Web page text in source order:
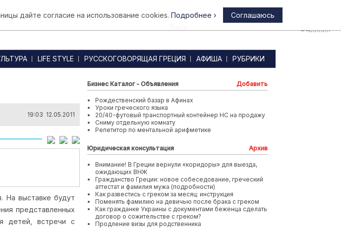
Афины
LIFE STYLE РУССКОГОВОРЯЩАЯ ГРЕЦИЯ АФИША РУБРИКИ
19:03 12.05.2011
На выставке будут
представленных
детей, встречи с
Бизнес Каталог - Объявления Добавить
Рождественский базар в Афинах
Уроки греческого языка
20/40-футовый транспортный контейнер HC на продажу
Сниму отдельную комнату
Репетитор по ментальной арифметике
Юридическая консультация Архив
Внимание! В Греции вернули «коридоры» для выезда,
ожидающих ВНЖ
Гражданство Греции: новое собеседование, греческий
аттестат и фамилия мужа (подробности)
Как развестись с греком за месяц: инструкция
Поменять фамилию на девичью после брака с греком
Как гражданке Украины с документами беженца сделать
договор о сожительстве с греком?
Продление визы для родственника
дайте согласие на использование cookies. Подробнее › Соглашаюсь